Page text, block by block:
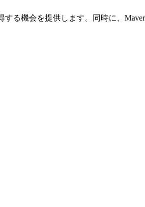
る機会を提供します。同時に、